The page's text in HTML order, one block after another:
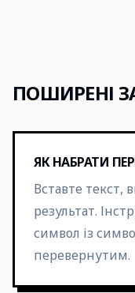
ПОШИРЕНІ
ЯК НАБРАТИ
Вставте текст,
результат.
символ із
перевернутим.